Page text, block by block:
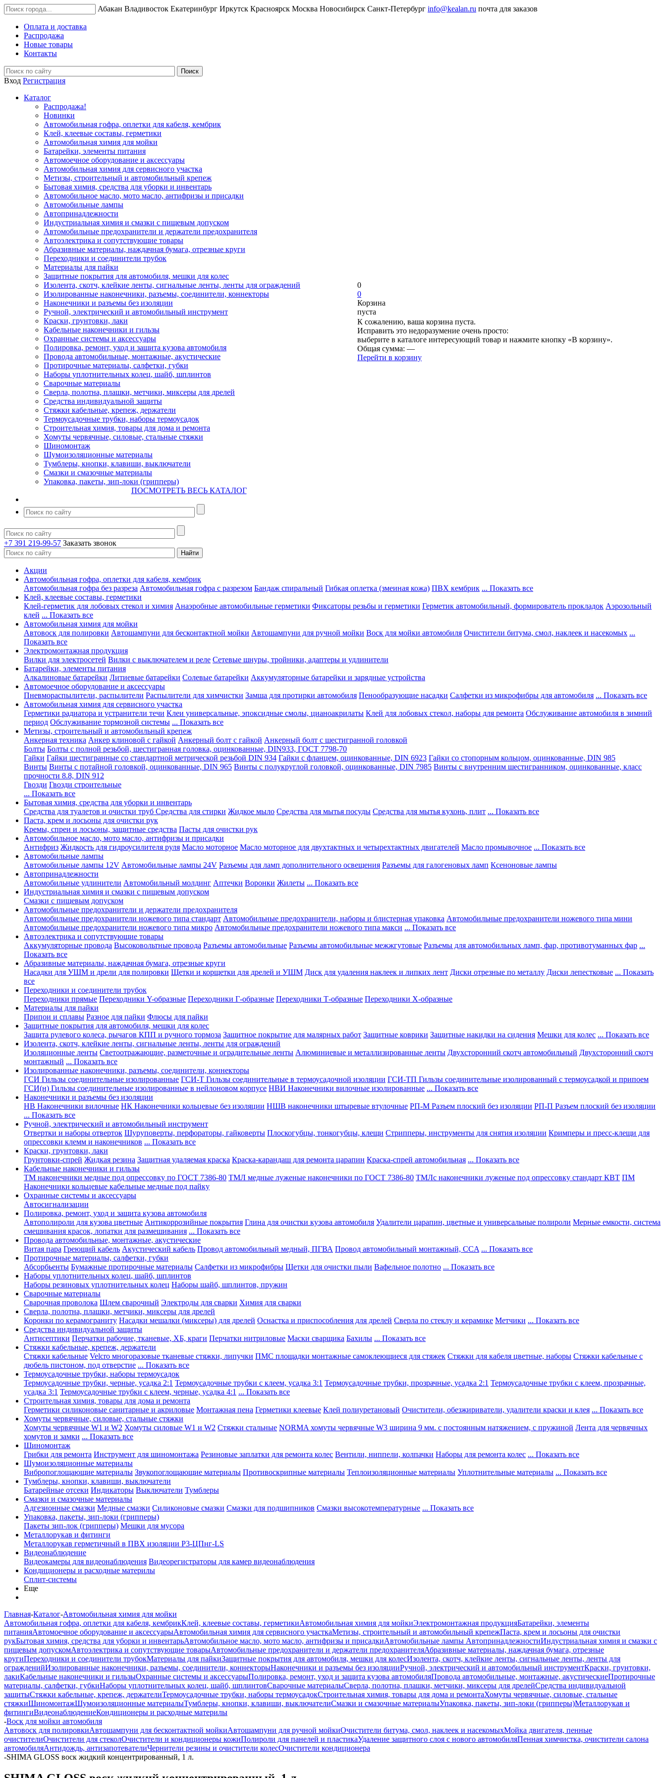
Абакан Владивосток Екатеринбург Иркутск Красноярск Москва Новосибирск Санкт-Петербург info@kealan.ru почта для заказов
Оплата и доставка
Распродажа
Новые товары
Контакты
Вход Регистрация
Каталог
Распродажа!
Новинки
Автомобильная гофра, оплетки для кабеля, кембрик
Клей, клеевые составы, герметики
Автомобильная химия для мойки
Батарейки, элементы питания
Автомоечное оборудование и аксессуары
Автомобильная химия для сервисного участка
Метизы, строительный и автомобильный крепеж
Бытовая химия, средства для уборки и инвентарь
Автомобильное масло, мото масло, антифризы и присадки
Автомобильные лампы
Автопринадлежности
Индустриальная химия и смазки с пищевым допуском
Автомобильные предохранители и держатели предохранителя
Автоэлектрика и сопутствующие товары
Абразивные материалы, наждачная бумага, отрезные круги
Переходники и соединители трубок
Материалы для пайки
Защитные покрытия для автомобиля, мешки для колес
Изолента, скотч, клейкие ленты, сигнальные ленты, ленты для ограждений
Изолированные наконечники, разъемы, соединители, коннекторы
Наконечники и разъемы без изоляции
Ручной, электрический и автомобильный инструмент
Краски, грунтовки, лаки
Кабельные наконечники и гильзы
Охранные системы и аксессуары
Полировка, ремонт, уход и защита кузова автомобиля
Провода автомобильные, монтажные, акустические
Протирочные материалы, салфетки, губки
Наборы уплотнительных колец, шайб, шплинтов
Сварочные материалы
Сверла, полотна, плашки, метчики, миксеры для дрелей
Средства индивидуальной защиты
Стяжки кабельные, крепеж, держатели
Термоусадочные трубки, наборы термоусадок
Строительная химия, товары для дома и ремонта
Хомуты червячные, силовые, стальные стяжки
Шиномонтаж
Шумоизоляционные материалы
Тумблеры, кнопки, клавиши, выключатели
Смазки и смазочные материалы
Упаковка, пакеты, зип-локи (грипперы)
ПОСМОТРЕТЬ ВЕСЬ КАТАЛОГ
+7 391 219-99-57 Заказать звонок
0
0
Корзина
пуста
К сожалению, ваша корзина пуста.
Исправить это недоразумение очень просто:
выберите в каталоге интересующий товар и нажмите кнопку «В корзину».
Общая сумма: —
Перейти в корзину
Акции
Автомобильная гофра, оплетки для кабеля, кембрик
Автомобильная гофра без разреза Автомобильная гофра с разрезом Бандаж спиральный Гибкая оплетка (змеиная кожа) ПВХ кембрик ... Показать все
Клей, клеевые составы, герметики
Клей-герметик для лобовых стекол и химия Анаэробные автомобильные герметики Фиксаторы резьбы и герметики Герметик автомобильный, формирователь прокладок Аэрозольный
клей ... Показать все
Автомобильная химия для мойки
Автовоск для полировки Автошампуни для бесконтактной мойки Автошампуни для ручной мойки Воск для мойки автомобиля Очистители битума, смол, наклеек и насекомых ...
Показать все
Электромонтажная продукция
Вилки для электросетей Вилки с выключателем и реле Сетевые шнуры, тройники, адаптеры и удлинители
Батарейки, элементы питания
Алкалиновые батарейки Литиевые батарейки Солевые батарейки Аккумуляторные батарейки и зарядные устройства
Автомоечное оборудование и аксессуары
Пневмораспылители, распылители Распылители для химчистки Замша для протирки автомобиля Пенообразующие насадки Салфетки из микрофибры для автомобиля ... Показать все
Автомобильная химия для сервисного участка
Герметики радиатора и устранители течи Клеи универсальные, эпоксидные смолы, цианоакрилаты Клей для лобовых стекол, наборы для ремонта Обслуживание автомобиля в зимний
период Обслуживание тормозной системы ... Показать все
Метизы, строительный и автомобильный крепеж
Анкерная техника Анкер клиновой с гайкой Анкерный болт с гайкой Анкерный болт с шестигранной головкой
Болты Болты с полной резьбой, шестигранная головка, оцинкованные, DIN933, ГОСТ 7798-70
Гайки Гайки шестигранные со стандартной метрической резьбой DIN 934 Гайки с фланцем, оцинкованные, DIN 6923 Гайки со стопорным кольцом, оцинкованные, DIN 985
Винты Винты с потайной головкой, оцинкованные, DIN 965 Винты с полукруглой головкой, оцинкованные, DIN 7985 Винты с внутренним шестигранником, оцинкованные, класс
прочности 8.8, DIN 912
Гвозди Гвозди строительные
... Показать все
Бытовая химия, средства для уборки и инвентарь
Средства для туалетов и очистки труб Средства для стирки Жидкое мыло Средства для мытья посуды Средства для мытья кухонь, плит ... Показать все
Паста, крем и лосьоны для очистки рук
Кремы, спреи и лосьоны, защитные средства Пасты для очистки рук
Автомобильное масло, мото масло, антифризы и присадки
Антифриз Жидкость для гидроусилителя руля Масло моторное Масло моторное для двухтактных и четырехтактных двигателей Масло промывочное ... Показать все
Автомобильные лампы
Автомобильные лампы 12V Автомобильные лампы 24V Разъемы для ламп дополнительного освещения Разъемы для галогеновых ламп Ксеноновые лампы
Автопринадлежности
Автомобильные удлинители Автомобильный молдинг Аптечки Воронки Жилеты ... Показать все
Индустриальная химия и смазки с пищевым допуском
Смазки с пищевым допуском
Автомобильные предохранители и держатели предохранителя
Автомобильные предохранители ножевого типа стандарт Автомобильные предохранители, наборы и блистерная упаковка Автомобильные предохранители ножевого типа мини
Автомобильные предохранители ножевого типа микро Автомобильные предохранители ножевого типа макси ... Показать все
Автоэлектрика и сопутствующие товары
Аккумуляторные провода Высоковольтные провода Разъемы автомобильные Разъемы автомобильные межжгутовые Разъемы для автомобильных ламп, фар, противотуманных фар ...
Показать все
Абразивные материалы, наждачная бумага, отрезные круги
Насадки для УШМ и дрели для полировки Щетки и корщетки для дрелей и УШМ Диск для удаления наклеек и липких лент Диски отрезные по металлу Диски лепестковые ... Показать
все
Переходники и соединители трубок
Переходники прямые Переходники Y-образные Переходники Г-образные Переходники Т-образные Переходники Х-образные
Материалы для пайки
Припои и сплавы Разное для пайки Флюсы для пайки
Защитные покрытия для автомобиля, мешки для колес
Защита рулевого колеса, рычагов КПП и ручного тормоза Защитное покрытие для малярных работ Защитные коврики Защитные накидки на сидения Мешки для колес ... Показать все
Изолента, скотч, клейкие ленты, сигнальные ленты, ленты для ограждений
Изоляционные ленты Светоотражающие, разметочные и оградительные ленты Алюминиевые и металлизированные ленты Двухсторонний скотч автомобильный Двухсторонний скотч
монтажный ... Показать все
Изолированные наконечники, разъемы, соединители, коннекторы
ГСИ Гильзы соединительные изолированные ГСИ-Т Гильзы соединительные в термоусадочной изоляции ГСИ-ТП Гильзы соединительные изолированный с термоусадкой и припоем
ГСИ(н) Гильзы соединительные изолированные в нейлоновом корпусе НВИ Наконечники вилочные изолированные ... Показать все
Наконечники и разъемы без изоляции
НВ Наконечники вилочные НК Наконечники кольцевые без изоляции НШВ наконечники штыревые втулочные РП-М Разъем плоский без изоляции РП-П Разъем плоский без изоляции
... Показать все
Ручной, электрический и автомобильный инструмент
Отвертки и наборы отверток Шуруповерты, перфораторы, гайковерты Плоскогубцы, тонкогубцы, клещи Стрипперы, инструменты для снятия изоляции Кримперы и пресс-клещи для
опрессовки клемм и наконечников ... Показать все
Краски, грунтовки, лаки
Грунтовки-спрей Жидкая резина Защитная удаляемая краска Краска-карандаш для ремонта царапин Краска-спрей автомобильная ... Показать все
Кабельные наконечники и гильзы
ТМ наконечники медные под опрессовку по ГОСТ 7386-80 ТМЛ медные луженые наконечники по ГОСТ 7386-80 ТМЛс наконечники луженые под опрессовку стандарт КВТ ПМ
Наконечники кольцевые кабельные медные под пайку
Охранные системы и аксессуары
Автосигнализации
Полировка, ремонт, уход и защита кузова автомобиля
Автополироли для кузова цветные Антикоррозийные покрытия Глина для очистки кузова автомобиля Удалители царапин, цветные и универсальные полироли Мерные емкости, система
смешивания красок, лопатки для размешивания ... Показать все
Провода автомобильные, монтажные, акустические
Витая пара Греющий кабель Акустический кабель Провод автомобильный медный, ПГВА Провод автомобильный монтажный, CCA ... Показать все
Протирочные материалы, салфетки, губки
Абсорбьенты Бумажные протирочные материалы Салфетки из микрофибры Щетки для очистки пыли Вафельное полотно ... Показать все
Наборы уплотнительных колец, шайб, шплинтов
Наборы резиновых уплотнительных колец Наборы шайб, шплинтов, пружин
Сварочные материалы
Сварочная проволока Шлем сварочный Электроды для сварки Химия для сварки
Сверла, полотна, плашки, метчики, миксеры для дрелей
Коронки по керамограниту Насадки мешалки (миксеры) для дрелей Оснастка и приспособления для дрелей Сверла по стеклу и керамике Метчики ... Показать все
Средства индивидуальной защиты
Антисептики Перчатки рабочие, тканевые, ХБ, краги Перчатки нитриловые Маски сварщика Бахилы ... Показать все
Стяжки кабельные, крепеж, держатели
Стяжки кабельные Velcro многоразовые тканевые стяжки, липучки ПМС площадки монтажные самоклеющиеся для стяжек Стяжки для кабеля цветные, наборы Стяжки кабельные с
дюбель пистоном, под отверстие ... Показать все
Термоусадочные трубки, наборы термоусадок
Термоусадочные трубки, черные, усадка 2:1 Термоусадочные трубки с клеем, усадка 3:1 Термоусадочные трубки, прозрачные, усадка 2:1 Термоусадочные трубки с клеем, прозрачные,
усадка 3:1 Термоусадочные трубки с клеем, черные, усадка 4:1 ... Показать все
Строительная химия, товары для дома и ремонта
Герметики силиконовые санитарные и акриловые Монтажная пена Герметики клеевые Клей полиуретановый Очистители, обезжириватели, удалители краски и клея ... Показать все
Хомуты червячные, силовые, стальные стяжки
Хомуты червячные W1 и W2 Хомуты силовые W1 и W2 Стяжки стальные NORMA хомуты червячные W3 ширина 9 мм. с постоянным натяжением, с пружиной Лента для червячных
хомутов и замки ... Показать все
Шиномонтаж
Грибки для ремонта Инструмент для шиномонтажа Резиновые заплатки для ремонта колес Вентили, ниппели, колпачки Наборы для ремонта колес ... Показать все
Шумоизоляционные материалы
Вибропоглощающие материалы Звукопоглощающие материалы Противоскрипные материалы Теплоизоляционные материалы Уплотнительные материалы ... Показать все
Тумблеры, кнопки, клавиши, выключатели
Батарейные отсеки Индикаторы Выключатели Тумблеры
Смазки и смазочные материалы
Адгезионные смазки Медные смазки Силиконовые смазки Смазки для подшипников Смазки высокотемпературные ... Показать все
Упаковка, пакеты, зип-локи (грипперы)
Пакеты зип-лок (грипперы) Мешки для мусора
Металлорукав и фитинги
Металлорукав герметичный в ПВХ изоляции Р3-ЦПнг-LS
Видеонаблюдение
Видеокамеры для видеонаблюдения Видеорегистраторы для камер видеонаблюдения
Кондиционеры и расходные материлы
Сплит-системы
Еще
Главная-Каталог-Автомобильная химия для мойки
Автомобильная гофра, оплетки для кабеля, кембрикКлей, клеевые составы, герметикиАвтомобильная химия для мойкиЭлектромонтажная продукцияБатарейки, элементы
питанияАвтомоечное оборудование и аксессуарыАвтомобильная химия для сервисного участкаМетизы, строительный и автомобильный крепежПаста, крем и лосьоны для очистки
рукБытовая химия, средства для уборки и инвентарьАвтомобильное масло, мото масло, антифризы и присадкиАвтомобильные лампы АвтопринадлежностиИндустриальная химия и смазки с
пищевым допускомАвтоэлектрика и сопутствующие товарыАвтомобильные предохранители и держатели предохранителяАбразивные материалы, наждачная бумага, отрезные
кругиПереходники и соединители трубокМатериалы для пайкиЗащитные покрытия для автомобиля, мешки для колесИзолента, скотч, клейкие ленты, сигнальные ленты, ленты для
огражденийИзолированные наконечники, разъемы, соединители, коннекторыНаконечники и разъемы без изоляцииРучной, электрический и автомобильный инструментКраски, грунтовки,
лакиКабельные наконечники и гильзыОхранные системы и аксессуарыПолировка, ремонт, уход и защита кузова автомобиляПровода автомобильные, монтажные, акустическиеПротирочные
материалы, салфетки, губкиНаборы уплотнительных колец, шайб, шплинтовСварочные материалыСверла, полотна, плашки, метчики, миксеры для дрелейСредства индивидуальной
защитыСтяжки кабельные, крепеж, держателиТермоусадочные трубки, наборы термоусадокСтроительная химия, товары для дома и ремонтаХомуты червячные, силовые, стальные
стяжкиШиномонтажШумоизоляционные материалыТумблеры, кнопки, клавиши, выключателиСмазки и смазочные материалыУпаковка, пакеты, зип-локи (грипперы)Металлорукав и
фитингиВидеонаблюдениеКондиционеры и расходные материлы
-Воск для мойки автомобиля
Автовоск для полировкиАвтошампуни для бесконтактной мойкиАвтошампуни для ручной мойкиОчистители битума, смол, наклеек и насекомыхМойка двигателя, пенные
очистителиОчистители для стеколОчистители и кондиционеры кожиПолироли для панелей и пластикаУдаление защитного слоя с нового автомобиляПенная химчистка, очистители салона
автомобиляАнтидождь, антизапотевателиЧернители резины и очистители колесОчистители кондиционера
-SHIMA GLOSS воск жидкий концентрированный, 1 л.